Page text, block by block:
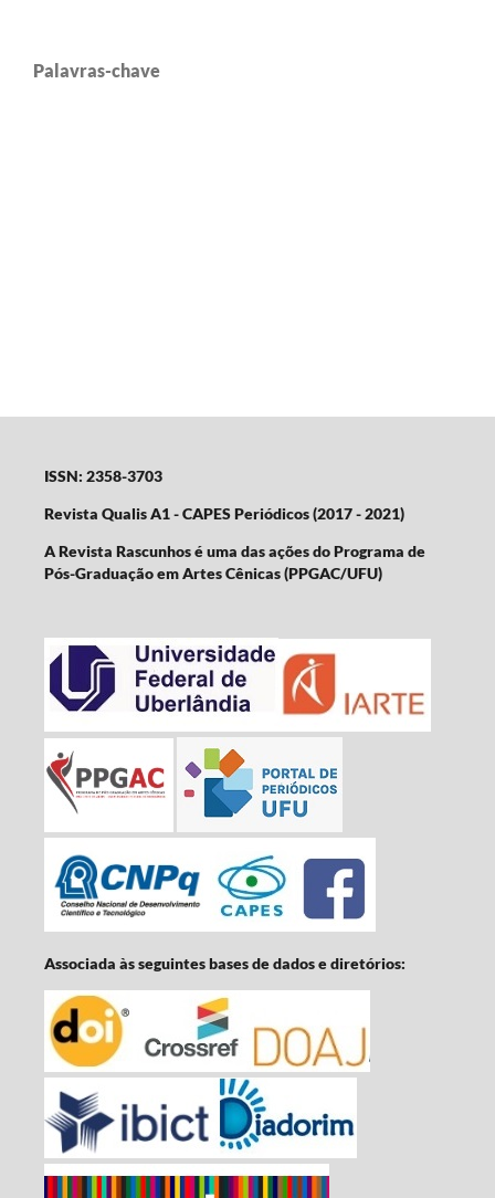
Palavras-chave
ISSN: 2358-3703
Revista Qualis A1 - CAPES Periódicos (2017 - 2021)
A Revista Rascunhos é uma das ações do Programa de
Pós-Graduação em Artes Cênicas (PPGAC/UFU)
Associada às seguintes bases de dados e diretórios: